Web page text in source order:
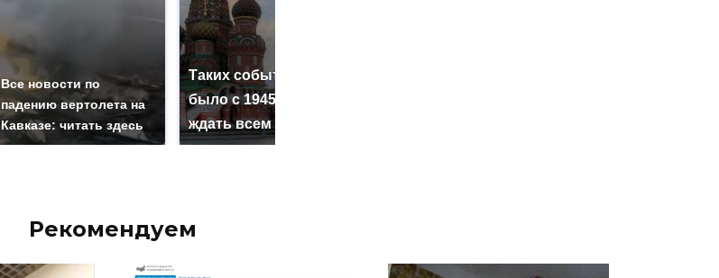
Все новости по
падению вертолета на
Кавказе: читать здесь
Таких событий не
было с 1945: чего
ждать всем нам?
Рекомендуем